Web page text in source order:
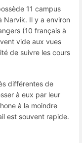
11 campus
Narvik. Il y a environ
(10 français à
vide aux vues
de suivre les cours
différentes de
à eux par leur
à la moindre
est souvent rapide.